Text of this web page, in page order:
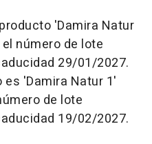
'Damira Natur
número de lote
29/01/2027.
'Damira Natur 1'
de lote
19/02/2027.